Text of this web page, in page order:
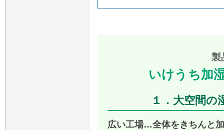
製
いけうち加
１．大空間の
広い工場…全体をきちんと